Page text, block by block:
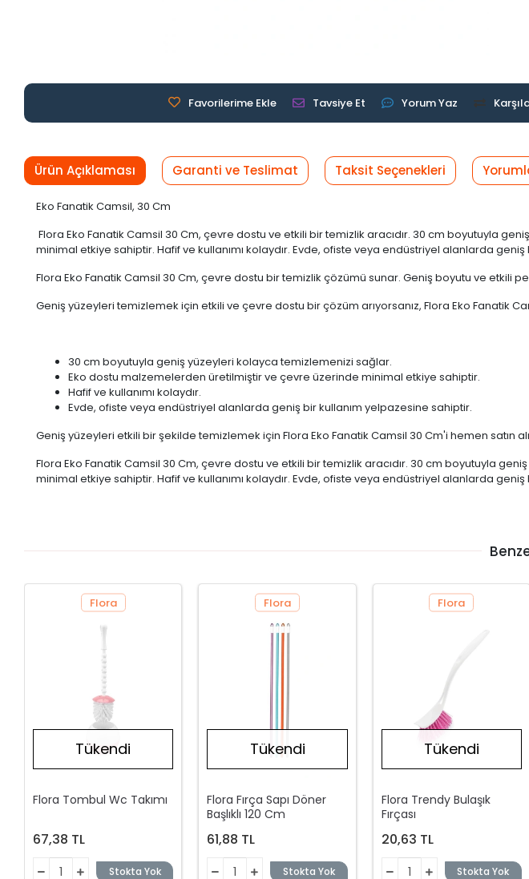
Favorilerime Ekle Tavsiye Et Yorum Yaz
Ürün Açıklaması Garanti ve Teslimat Taksit Seçenekleri
Eko Fanatik Camsil, 30 Cm
Flora Eko Fanatik Camsil 30 Cm, çevre dostu ve etkili bir temizlik aracıdır. 30 cm boyutuyla
minimal etkiye sahiptir. Hafif ve kullanımı kolaydır. Evde, ofiste veya endüstriyel alanlarda
Flora Eko Fanatik Camsil 30 Cm, çevre dostu bir temizlik çözümü sunar. Geniş boyutu ve etkili
Geniş yüzeyleri temizlemek için etkili ve çevre dostu bir çözüm arıyorsanız, Flora Eko Fanatik
30 cm boyutuyla geniş yüzeyleri kolayca temizlemenizi sağlar.
Eko dostu malzemelerden üretilmiştir ve çevre üzerinde minimal etkiye sahiptir.
Hafif ve kullanımı kolaydır.
Evde, ofiste veya endüstriyel alanlarda geniş bir kullanım yelpazesine sahiptir.
Geniş yüzeyleri etkili bir şekilde temizlemek için Flora Eko Fanatik Camsil 30 Cm'i hemen satın
Flora Eko Fanatik Camsil 30 Cm, çevre dostu ve etkili bir temizlik aracıdır. 30 cm boyutuyla
minimal etkiye sahiptir. Hafif ve kullanımı kolaydır. Evde, ofiste veya endüstriyel alanlarda
Tükendi
Flora Tombul Wc Takımı
Flora
67,38 TL
Stokta Yok
Tükendi
Flora Fırça Sapı Döner
Başlıklı 120 Cm
Flora
61,88 TL
Stokta Yok
Tükendi
Flora Trendy Bulaşık
Fırçası
Flora
20,63 TL
Stokta Yok